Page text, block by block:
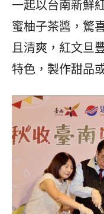
一起以台南新鮮
蜜柚子茶醬，驚
且清爽，紅文旦
特色，製作甜品